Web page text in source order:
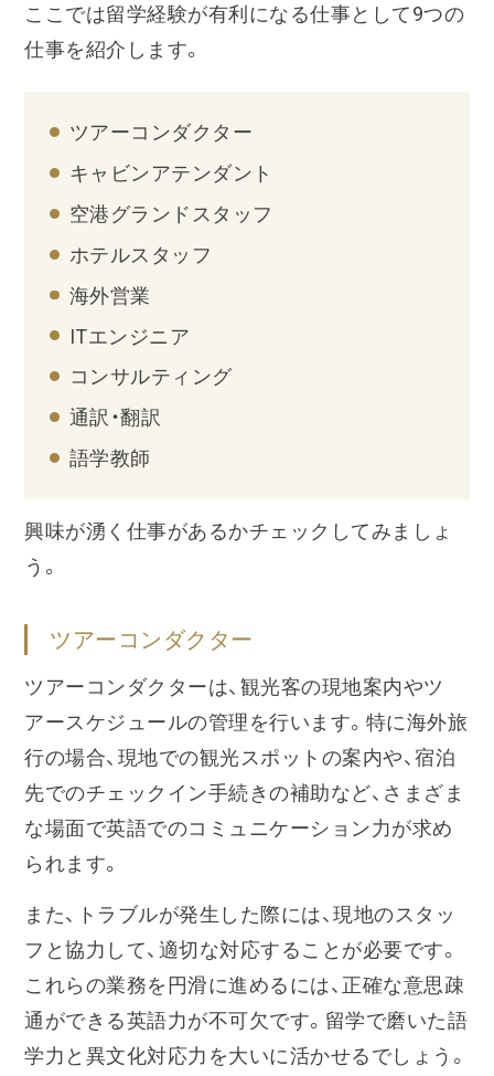
ここでは留学経験が有利になる仕事として9つの
仕事を紹介します。
ツアーコンダクター
キャビンアテンダント
空港グランドスタッフ
ホテルスタッフ
海外営業
ITエンジニア
コンサルティング
通訳・翻訳
語学教師
興味が湧く仕事があるかチェックしてみましょ
う。
ツアーコンダクター
ツアーコンダクターは、観光客の現地案内やツ
アースケジュールの管理を行います。特に海外旅
行の場合、現地での観光スポットの案内や、宿泊
先でのチェックイン手続きの補助など、さまざま
な場面で英語でのコミュニケーション力が求め
られます。
また、トラブルが発生した際には、現地のスタッ
フと協力して、適切な対応することが必要です。
これらの業務を円滑に進めるには、正確な意思疎
通ができる英語力が不可欠です。留学で磨いた語
学力と異文化対応力を大いに活かせるでしょう。